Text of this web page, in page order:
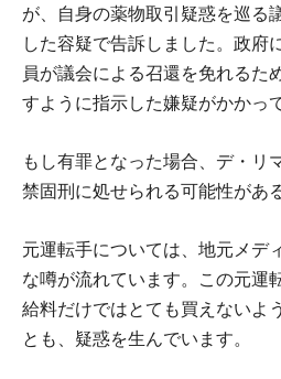
が、自身の薬物取引疑惑を巡る
した容疑で告訴しました。政府
員が議会による召還を免れるた
すように指示した嫌疑がかかっ
もし有罪となった場合、デ・リ
禁固刑に処せられる可能性があ
元運転手については、地元メデ
な噂が流れています。この元運
給料だけではとても買えないよ
とも、疑惑を生んでいます。